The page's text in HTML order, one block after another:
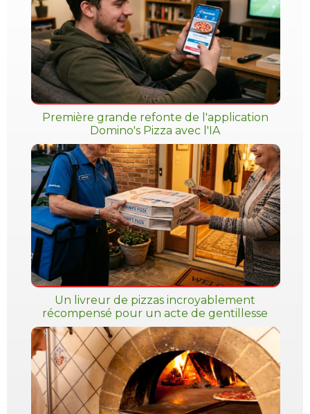
Première grande refonte de l'application
Domino's Pizza avec l'IA
Un livreur de pizzas incroyablement
récompensé pour un acte de gentillesse